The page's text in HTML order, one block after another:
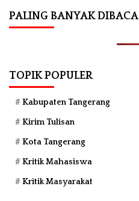
PALING BANYAK DIBACA
TOPIK POPULER
Kabupaten Tangerang
Kirim Tulisan
Kota Tangerang
Kritik Mahasiswa
Kritik Masyarakat